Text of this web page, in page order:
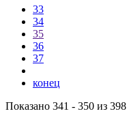
33
34
35
36
37
конец
Показано 341 - 350 из 398